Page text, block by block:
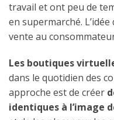
travail et ont peu de
en supermarché.
vente au
Les boutiques
dans le quotidien des
approche est de créer
identiques à l’image